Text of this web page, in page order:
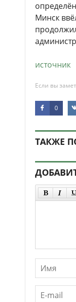
Минск
источник
Если вы
0
ТАКЖЕ